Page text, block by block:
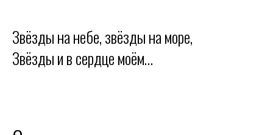
Звёзды на небе, звёзды на море,
Звёзды и в сердце моём…